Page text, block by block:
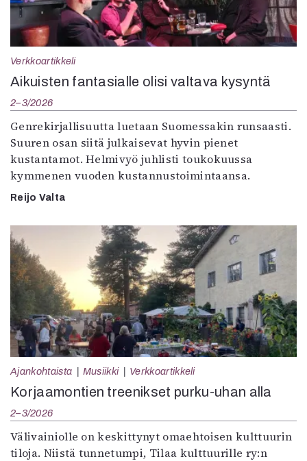
Verkkoartikkeli
Aikuisten fantasialle olisi valtava kysyntä
2–3/2026
Genrekirjallisuutta luetaan Suomessakin runsaasti.
Suuren osan siitä julkaisevat hyvin pienet
kustantamot. Helmivyö juhlisti toukokuussa
kymmenen vuoden kustannustoimintaansa.
Reijo Valta
Ajankohtaista Musiikki Verkkoartikkeli
Korjaamontien treenikset purku-uhan alla
2–3/2026
Välivainiolle on keskittynyt omaehtoisen kulttuurin
tiloja. Niistä tunnetumpi, Tilaa kulttuurille ry:n